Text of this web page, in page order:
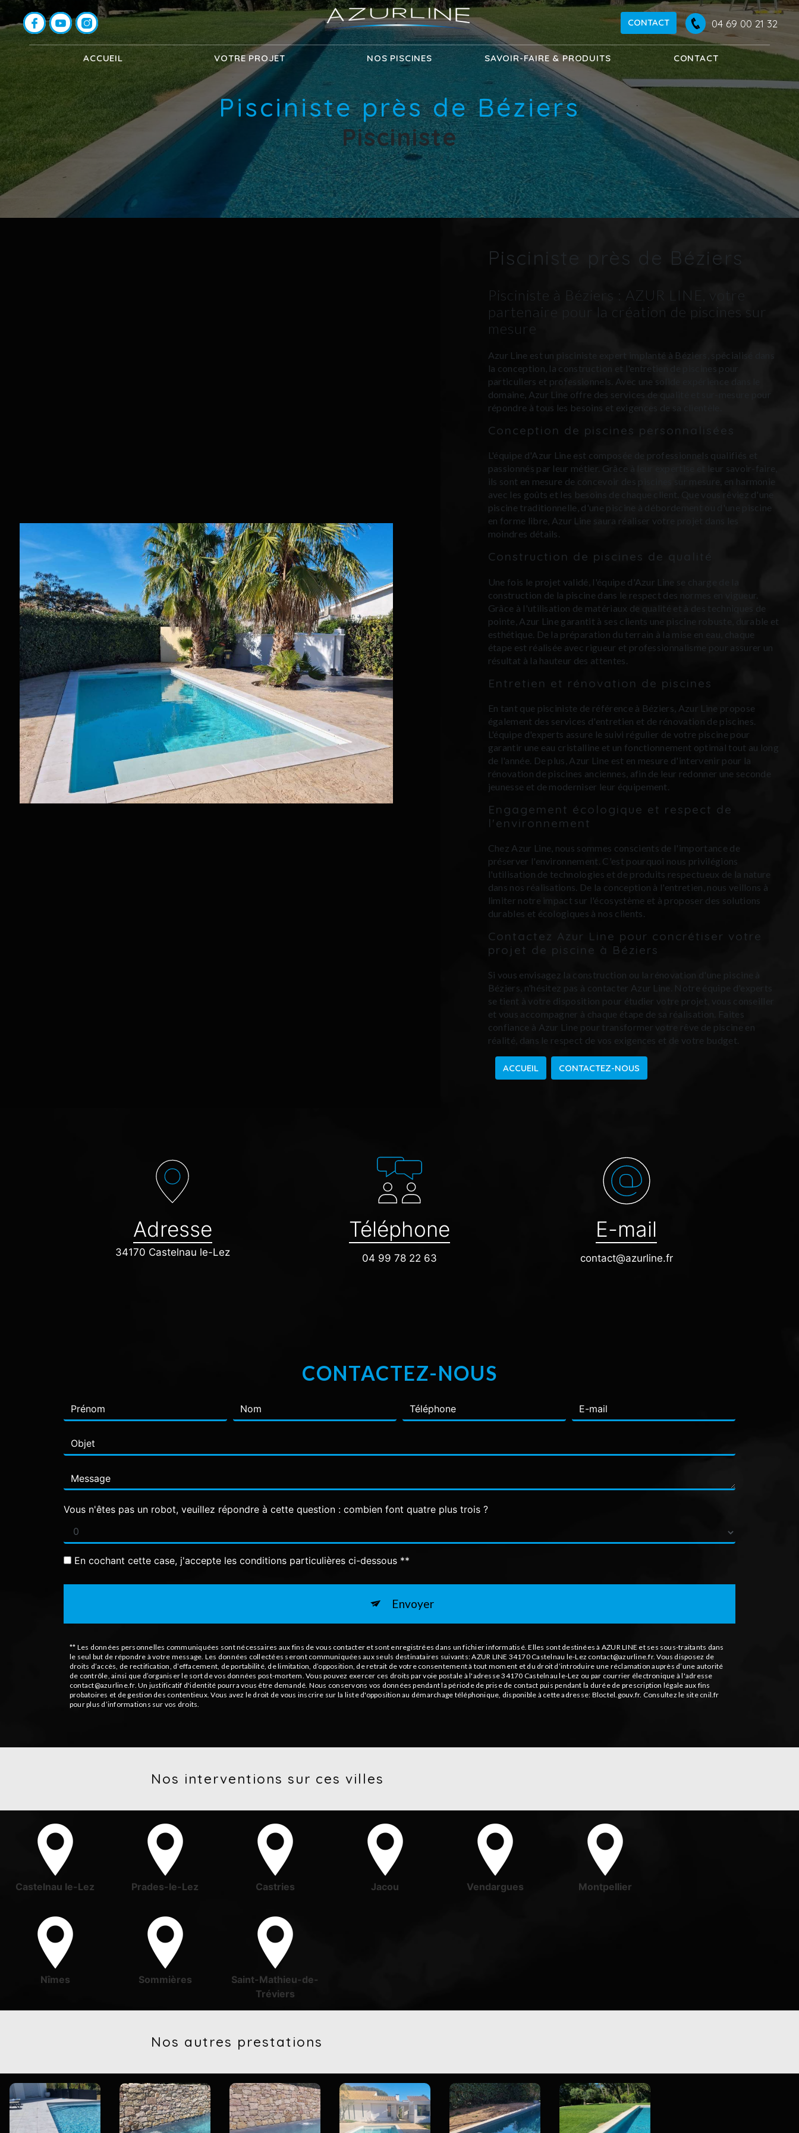
CONTACT 04 69 00 21 32
ACCUEIL VOTRE PROJET NOS PISCINES SAVOIR-FAIRE & PRODUITS CONTACT
Pisciniste près de Béziers
Pisciniste
Pisciniste près de Béziers
Pisciniste à Béziers : AZUR LINE, votre
partenaire pour la création de piscines sur
mesure
Azur Line est un pisciniste expert implanté à Béziers, spécialisé dans
la conception, la construction et l'entretien de piscines pour
particuliers et professionnels. Avec une solide expérience dans le
domaine, Azur Line offre des services de qualité et sur-mesure pour
répondre à tous les besoins et exigences de sa clientèle.
Conception de piscines personnalisées
L'équipe d'Azur Line est composée de professionnels qualifiés et
passionnés par leur métier. Grâce à leur expertise et leur savoir-faire,
ils sont en mesure de concevoir des piscines sur mesure, en harmonie
avec les goûts et les besoins de chaque client. Que vous rêviez d'une
piscine traditionnelle, d'une piscine à débordement ou d'une piscine
en forme libre, Azur Line saura réaliser votre projet dans les
moindres détails.
Construction de piscines de qualité
Une fois le projet validé, l'équipe d'Azur Line se charge de la
construction de la piscine dans le respect des normes en vigueur.
Grâce à l'utilisation de matériaux de qualité et à des techniques de
pointe, Azur Line garantit à ses clients une piscine robuste, durable et
esthétique. De la préparation du terrain à la mise en eau, chaque
étape est réalisée avec rigueur et professionnalisme pour assurer un
résultat à la hauteur des attentes.
Entretien et rénovation de piscines
En tant que pisciniste de référence à Béziers, Azur Line propose
également des services d'entretien et de rénovation de piscines.
L'équipe d'experts assure le suivi régulier de votre piscine pour
garantir une eau cristalline et un fonctionnement optimal tout au long
de l'année. De plus, Azur Line est en mesure d'intervenir pour la
rénovation de piscines anciennes, afin de leur redonner une seconde
jeunesse et de moderniser leur équipement.
Engagement écologique et respect de
l'environnement
Chez Azur Line, nous sommes conscients de l'importance de
préserver l'environnement. C'est pourquoi nous privilégions
l'utilisation de technologies et de produits respectueux de la nature
dans nos réalisations. De la conception à l'entretien, nous veillons à
limiter notre impact sur l'écosystème et à proposer des solutions
durables et écologiques à nos clients.
Contactez Azur Line pour concrétiser votre
projet de piscine à Béziers
Si vous envisagez la construction ou la rénovation d'une piscine à
Béziers, n'hésitez pas à contacter Azur Line. Notre équipe d'experts
se tient à votre disposition pour étudier votre projet, vous conseiller
et vous accompagner à chaque étape de sa réalisation. Faites
confiance à Azur Line pour transformer votre rêve de piscine en
réalité, dans le respect de vos exigences et de votre budget.
ACCUEIL CONTACTEZ-NOUS
Adresse
34170 Castelnau le-Lez
Téléphone
04 99 78 22 63
E-mail
contact@azurline.fr
CONTACTEZ-NOUS
Vous n'êtes pas un robot, veuillez répondre à cette question : combien font quatre plus trois ?
En cochant cette case, j'accepte les conditions particulières ci-dessous **
Envoyer
** Les données personnelles communiquées sont nécessaires aux fins de vous contacter et sont enregistrées dans un fichier informatisé. Elles sont destinées à AZUR LINE et ses sous-traitants dans
le seul but de répondre à votre message. Les données collectées seront communiquées aux seuls destinataires suivants: AZUR LINE 34170 Castelnau le-Lez contact@azurline.fr. Vous disposez de
droits d’accès, de rectification, d’effacement, de portabilité, de limitation, d’opposition, de retrait de votre consentement à tout moment et du droit d’introduire une réclamation auprès d’une autorité
de contrôle, ainsi que d’organiser le sort de vos données post-mortem. Vous pouvez exercer ces droits par voie postale à l'adresse 34170 Castelnau le-Lez ou par courrier électronique à l'adresse
contact@azurline.fr. Un justificatif d'identité pourra vous être demandé. Nous conservons vos données pendant la période de prise de contact puis pendant la durée de prescription légale aux fins
probatoires et de gestion des contentieux. Vous avez le droit de vous inscrire sur la liste d'opposition au démarchage téléphonique, disponible à cette adresse: Bloctel.gouv.fr. Consultez le site cnil.fr
pour plus d’informations sur vos droits.
Nos interventions sur ces villes
Castelnau le-Lez Prades-le-Lez Castries Jacou Vendargues Montpellier
Nîmes Sommières
Saint-Mathieu-de-
Tréviers
Nos autres prestations
Panneau de gestion des cookies